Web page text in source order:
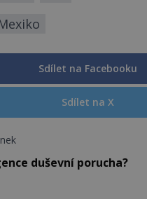
Sdílet na Facebooku
Sdílet na X
duševní porucha?